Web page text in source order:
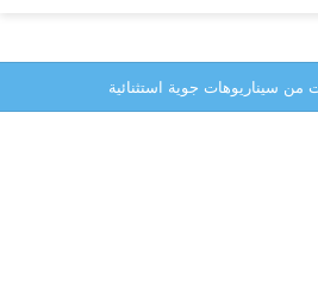
من سيناريوهات جوية استثنائية